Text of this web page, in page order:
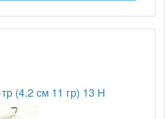
(4.2 см 11 гр) 13 H